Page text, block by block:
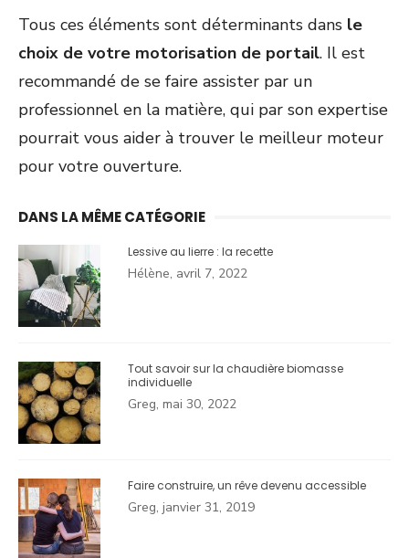
Tous ces éléments sont déterminants dans le
choix de votre motorisation de portail. Il est
recommandé de se faire assister par un
professionnel en la matière, qui par son expertise
pourrait vous aider à trouver le meilleur moteur
pour votre ouverture.
DANS LA MÊME CATÉGORIE
Lessive au lierre : la recette
Hélène, avril 7, 2022
Tout savoir sur la chaudière biomasse
individuelle
Greg, mai 30, 2022
Faire construire, un rêve devenu accessible
Greg, janvier 31, 2019